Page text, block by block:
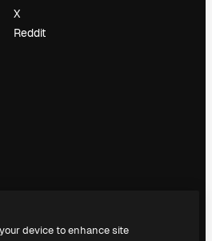
X
Reddit
device to enhance site